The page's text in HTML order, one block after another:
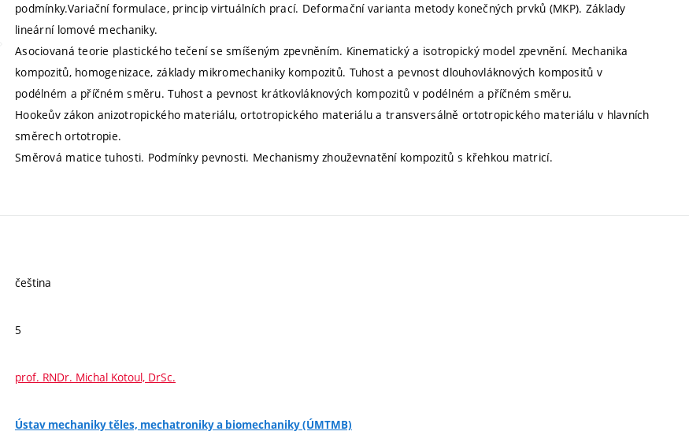
podmínky.Variační formulace, princip virtuálních prací. Deformační varianta metody konečných prvků (MKP). Základy
lineární lomové mechaniky.
Asociovaná teorie plastického tečení se smíšeným zpevněním. Kinematický a isotropický model zpevnění. Mechanika
kompozitů, homogenizace, základy mikromechaniky kompozitů. Tuhost a pevnost dlouhovláknových kompositů v
podélném a příčném směru. Tuhost a pevnost krátkovláknových kompozitů v podélném a příčném směru.
Hookeův zákon anizotropického materiálu, ortotropického materiálu a transversálně ortotropického materiálu v hlavních
směrech ortotropie.
Směrová matice tuhosti. Podmínky pevnosti. Mechanismy zhouževnatění kompozitů s křehkou matricí.
čeština
5
prof. RNDr. Michal Kotoul, DrSc.
Ústav mechaniky těles, mechatroniky a biomechaniky (ÚMTMB)